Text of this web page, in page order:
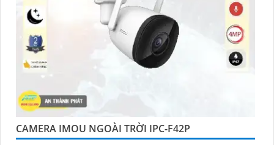
CAMERA IMOU NGOÀI TRỜI IPC-F42P